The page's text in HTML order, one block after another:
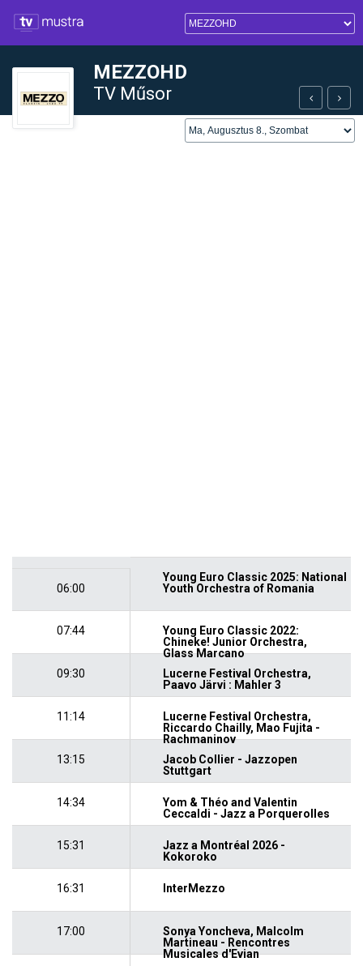
MEZZOHD
TV Műsor
06:00
Young Euro Classic 2025: National
Youth Orchestra of Romania
07:44
Young Euro Classic 2022:
Chineke! Junior Orchestra,
Glass Marcano
09:30
Lucerne Festival Orchestra,
Paavo Järvi : Mahler 3
11:14
Lucerne Festival Orchestra,
Riccardo Chailly, Mao Fujita -
Rachmaninov
13:15
Jacob Collier - Jazzopen
Stuttgart
14:34
Yom & Théo and Valentin
Ceccaldi - Jazz a Porquerolles
15:31
Jazz a Montréal 2026 -
Kokoroko
16:31 InterMezzo
17:00
Sonya Yoncheva, Malcolm
Martineau - Rencontres
Musicales d'Evian